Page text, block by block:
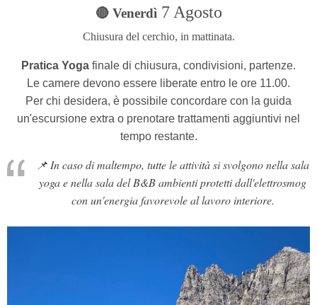
🔴 Venerdì7 Agosto
Chiusura del cerchio, in mattinata.
Pratica Yoga finale di chiusura, condivisioni, partenze.
Le camere devono essere liberate entro le ore 11.00.
Per chi desidera, è possibile concordare con la guida
un'escursione extra o prenotare trattamenti aggiuntivi nel
tempo restante.
📌In caso di maltempo, tutte le attività si svolgono nella sala
yoga e nella sala del B&B ambienti protetti dall'elettrosmog
con un'energia favorevole al lavoro interiore.